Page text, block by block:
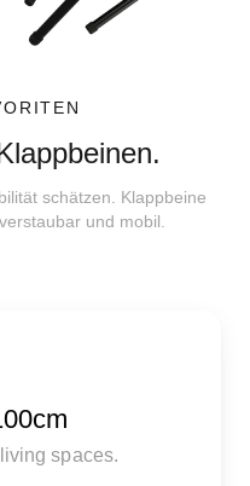
schätzen. Klappbeine
und mobil.
spaces.